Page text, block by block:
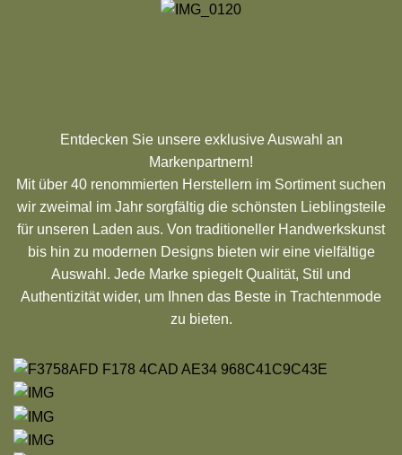
Entdecken Sie unsere exklusive Auswahl an
Markenpartnern!
Mit über 40 renommierten Herstellern im Sortiment suchen
wir zweimal im Jahr sorgfältig die schönsten Lieblingsteile
für unseren Laden aus. Von traditioneller Handwerkskunst
bis hin zu modernen Designs bieten wir eine vielfältige
Auswahl. Jede Marke spiegelt Qualität, Stil und
Authentizität wider, um Ihnen das Beste in Trachtenmode
zu bieten.